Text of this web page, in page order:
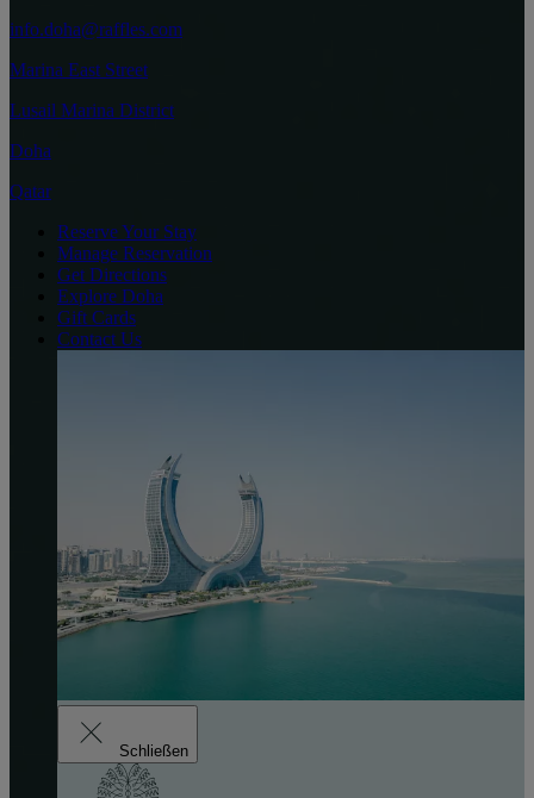
info.doha@raffles.com
Marina East Street
Lusail Marina District
Doha
Qatar
Reserve Your Stay
Manage Reservation
Get Directions
Explore Doha
Gift Cards
Contact Us
Schließen